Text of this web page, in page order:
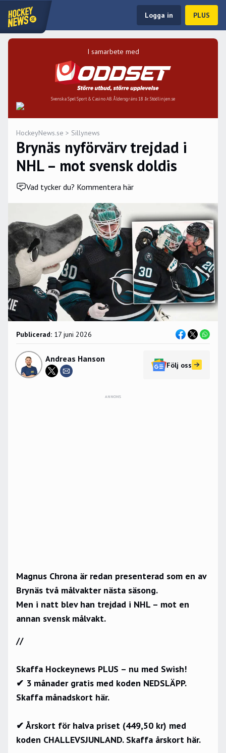
Logga in PLUS
I samarbete med
Svenska Spel Sport & Casino AB. Åldersgräns 18 år. Stödlinjen.se
HockeyNews.se > Sillynews
Brynäs nyförvärv trejdad i
NHL – mot svensk doldis
Vad tycker du? Kommentera här
Publicerad: 17 juni 2026
Andreas Hanson
Följ oss
ANNONS
Magnus Chrona är redan presenterad som en av
Brynäs två målvakter nästa säsong.
Men i natt blev han trejdad i NHL – mot en
annan svensk målvakt.
//
Skaffa Hockeynews PLUS – nu med Swish!
✔ 3 månader gratis med koden NEDSLÄPP.
Skaffa månadskort här.
✔ Årskort för halva priset (449,50 kr) med
koden CHALLEVSJUNLAND. Skaffa årskort här.